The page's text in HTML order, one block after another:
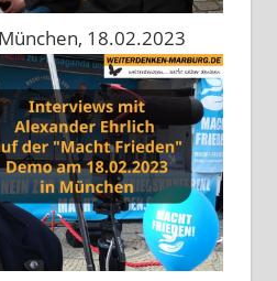
18.02.2023